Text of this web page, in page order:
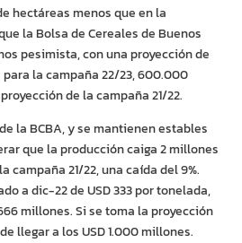
hectáreas menos que en la
la Bolsa de Cereales de Buenos
pesimista, con una proyección de
la campaña 22/23, 600.000
de la campaña 21/22.
la BCBA, y se mantienen estables
que la producción caiga 2 millones
campaña 21/22, una caída del 9%.
a dic-22 de USD 333 por tonelada,
millones. Si se toma la proyección
llegar a los USD 1.000 millones.